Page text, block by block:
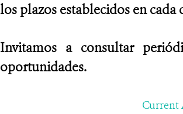
los plazos establecidos en cada
Invitamos a consultar
oportunidades.
Current